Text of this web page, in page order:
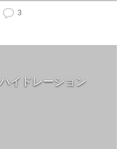
3
イドレーション